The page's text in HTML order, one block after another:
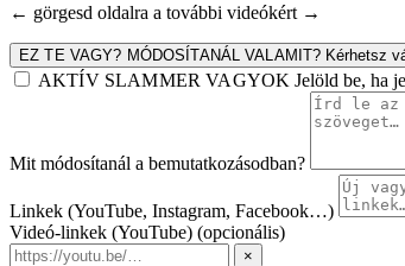
← görgesd oldalra a további videókért →
EZ TE VAGY? MÓDOSÍTANÁL VALAMIT? Kérhetsz
AKTÍV SLAMMER VAGYOK Jelöld be, ha
Mit módosítanál a bemutatkozásodban?
Linkek (YouTube, Instagram, Facebook…)
Videó-linkek (YouTube) (opcionális)
×